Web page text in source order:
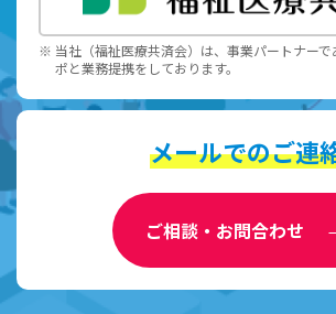
※ 当社（福祉医療共済会）は、事業パートナーで
ポと業務提携をしております。
メールでのご連
ご相談・お問合わせ